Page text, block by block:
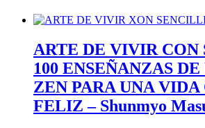
cantidadARTE DE VIVIR CON
100 ENSEÑANZAS
ZEN PARA UNA
FELIZ – Shunmyo